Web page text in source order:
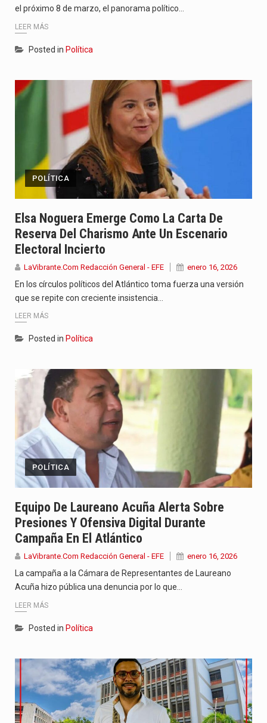
el próximo 8 de marzo, el panorama político…
LEER MÁS
Posted in Política
POLÍTICA
Elsa Noguera Emerge Como La Carta De
Reserva Del Charismo Ante Un Escenario
Electoral Incierto
LaVibrante.Com Redacción General - EFE enero 16, 2026
En los círculos políticos del Atlántico toma fuerza una versión
que se repite con creciente insistencia…
LEER MÁS
Posted in Política
POLÍTICA
Equipo De Laureano Acuña Alerta Sobre
Presiones Y Ofensiva Digital Durante
Campaña En El Atlántico
LaVibrante.Com Redacción General - EFE enero 16, 2026
La campaña a la Cámara de Representantes de Laureano
Acuña hizo pública una denuncia por lo que…
LEER MÁS
Posted in Política